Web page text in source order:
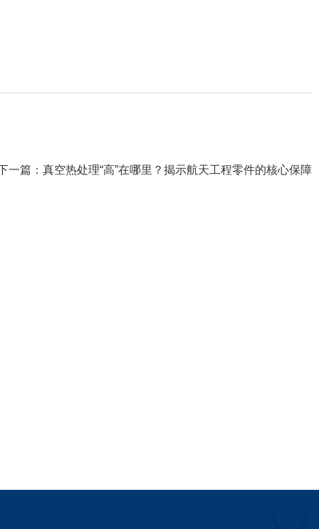
一篇： 真空热处理“高”在哪里？揭示航天工程零件的核心保障